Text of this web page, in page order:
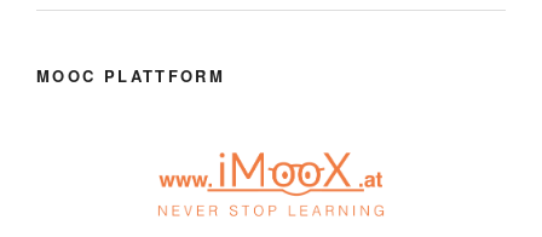
MOOC PLATTFORM